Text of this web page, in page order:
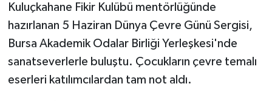
Kuluçkahane Fikir Kulübü mentörlüğünde
hazırlanan 5 Haziran Dünya Çevre Günü Sergisi,
Bursa Akademik Odalar Birliği Yerleşkesi'nde
sanatseverlerle buluştu. Çocukların çevre temalı
eserleri katılımcılardan tam not aldı.
RESMİ İLAN